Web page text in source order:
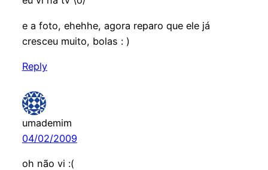
e a foto, ehehhe, agora reparo que ele já
cresceu muito, bolas : )
Reply
umademim
04/02/2009
oh não vi :(